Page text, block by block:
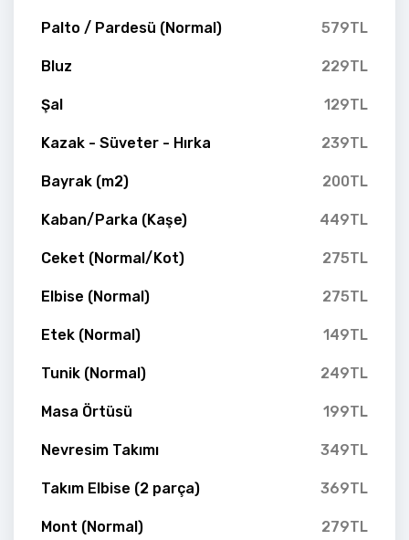
Palto / Pardesü (Normal) 579TL
Bluz 229TL
Şal 129TL
Kazak - Süveter - Hırka 239TL
Bayrak (m2) 200TL
Kaban/Parka (Kaşe) 449TL
Ceket (Normal/Kot) 275TL
Elbise (Normal) 275TL
Etek (Normal) 149TL
Tunik (Normal) 249TL
Masa Örtüsü 199TL
Nevresim Takımı 349TL
Takım Elbise (2 parça) 369TL
Mont (Normal) 279TL